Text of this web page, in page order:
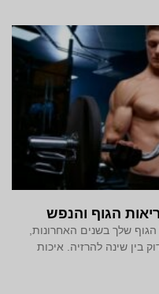
הגוף והנפש
שלך בשנים האחרונות,
בין שינה להרזיה. איכות